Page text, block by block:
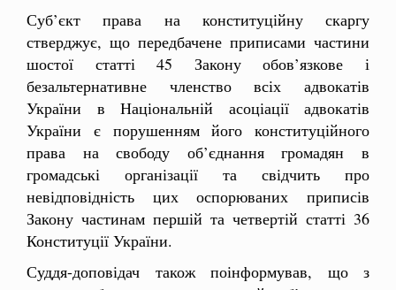
Суб’єкт права на конституційну скаргу
стверджує, що передбачене приписами частини
шостої статті 45 Закону обов’язкове і
безальтернативне членство всіх адвокатів
України в Національній асоціації адвокатів
України є порушенням його конституційного
права на свободу об’єднання громадян в
громадські організації та свідчить про
невідповідність цих оспорюваних приписів
Закону частинам першій та четвертій статті 36
Конституції України.
Суддя-доповідач також поінформував, що з